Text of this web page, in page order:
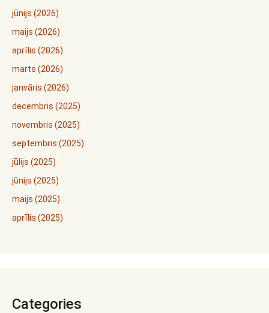
jūnijs (2026)
maijs (2026)
aprīlis (2026)
marts (2026)
janvāris (2026)
decembris (2025)
novembris (2025)
septembris (2025)
jūlijs (2025)
jūnijs (2025)
maijs (2025)
aprīlis (2025)
Categories